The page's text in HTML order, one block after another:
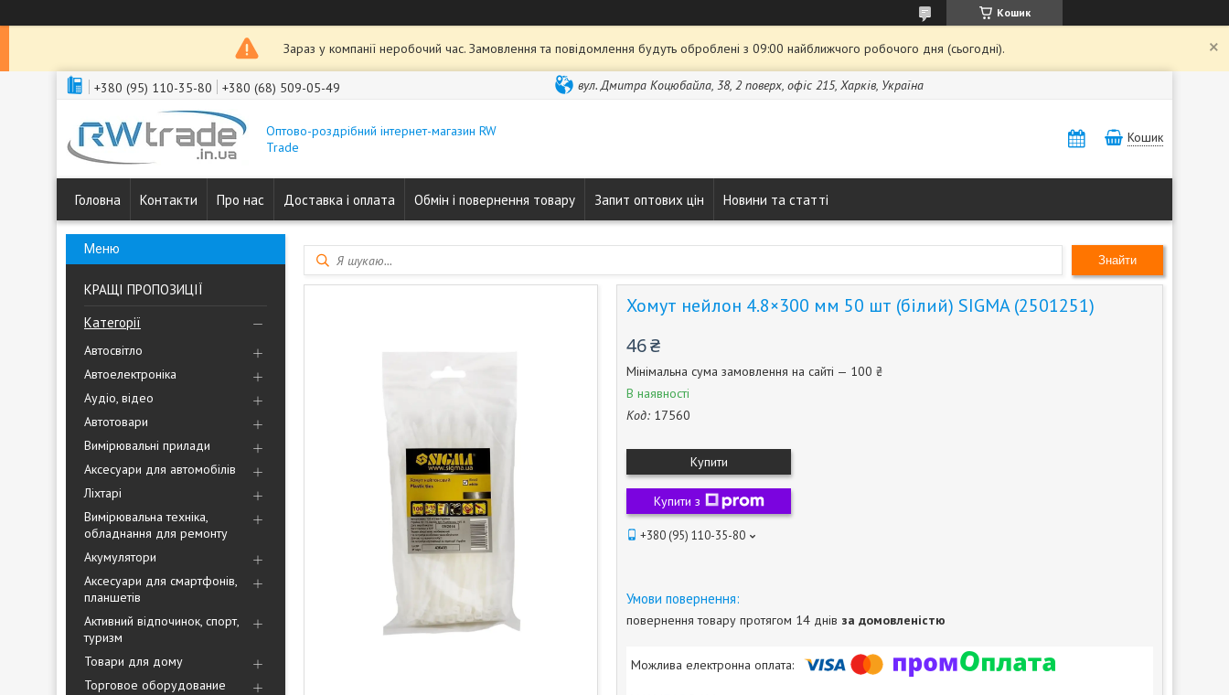
Кошик
Зараз у компанії неробочий час. Замовлення та повідомлення будуть оброблені з 09:00 найближчого робочого дня (сьогодні).
+380 (95) 110-35-80 +380 (68) 509-05-49 вул. Дмитра Коцюбайла, 38, 2 поверх, офіс 215, Харків, Україна
Оптово-роздрібний інтернет-магазин RW
Trade
Кошик
Головна Контакти Про нас Доставка і оплата Обмін і повернення товару Запит оптових цін Новини та статті
КРАЩІ ПРОПОЗИЦІЇ
Категорії
Автосвітло
Автоелектроніка
Аудіо, відео
Автотовари
Вимірювальні прилади
Аксесуари для автомобілів
Ліхтарі
Вимірювальна техніка,
обладнання для ремонту
Акумулятори
Аксесуари для смартфонів,
планшетів
Активний відпочинок, спорт,
туризм
Товари для дому
Торговое оборудование
Знайти
Хомут нейлон 4.8×300 мм 50 шт (білий) SIGMA (2501251)
46 ₴
Мінімальна сума замовлення на сайті — 100 ₴
В наявності
Код: 17560
Купити
Купити з
+380 (95) 110-35-80
повернення товару протягом 14 днів за домовленістю